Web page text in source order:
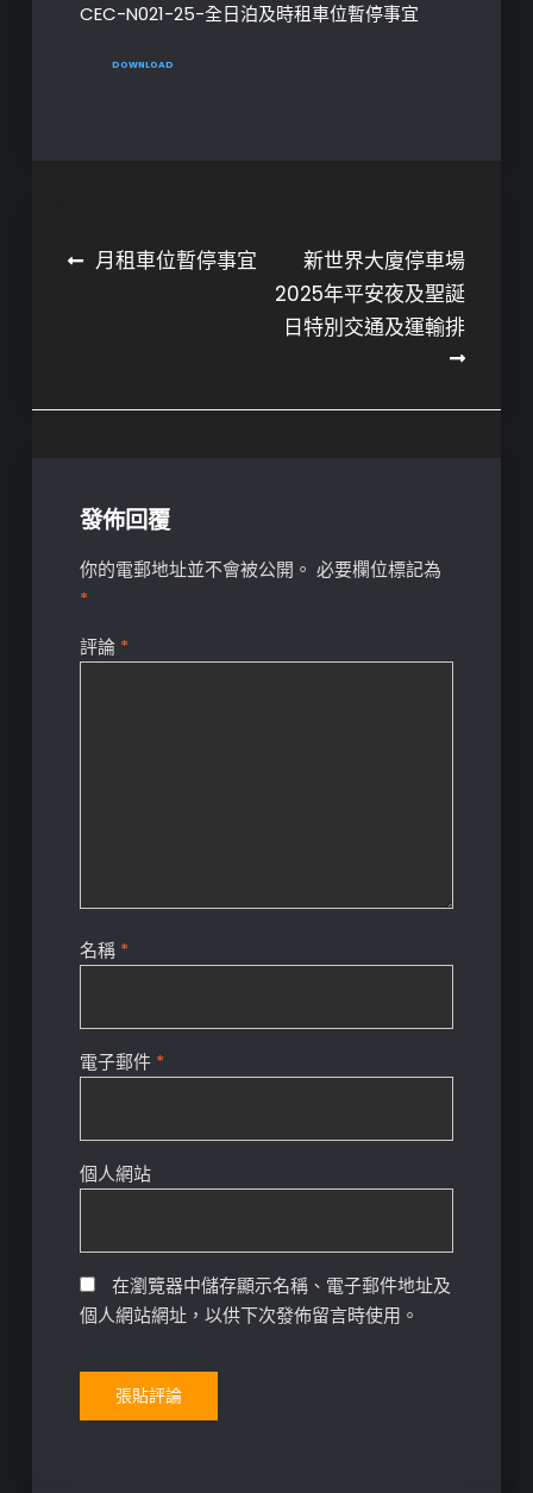
CEC-N021-25-全日泊及時租車位暫停事宜
DOWNLOAD
文月租車位暫停事宜
新世界大廈停車場
2025年平安夜及聖誕
日特別交通及運輸排
發佈回覆
你的電郵地址並不會被公開。 必要欄位標記為
*
評論 *
名稱 *
電子郵件 *
個人網站
在瀏覽器中儲存顯示名稱、電子郵件地址及
個人網站網址，以供下次發佈留言時使用。